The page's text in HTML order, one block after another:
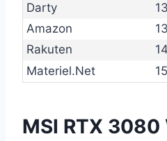
Darty
Amazon
Rakuten
Materiel.Net
MSI RTX